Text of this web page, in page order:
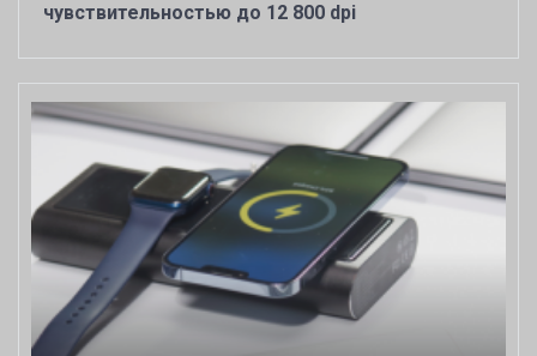
чувствительностью до 12 800 dpi